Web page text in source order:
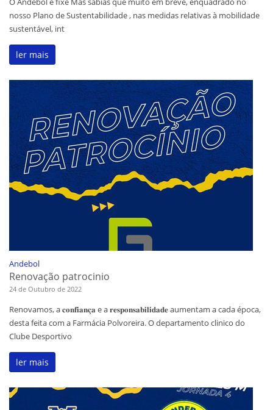
nosso Plano de Sustentabilidade , nas medidas relativas à mobilidade
sustentável, int
ler mais
Andebol
Renovação patrocinio
24 de Outubro de 2022
Renovamos, a 𝐜𝐨𝐧𝐟𝐢𝐚𝐧𝐜̧𝐚 e a 𝐫𝐞𝐬𝐩𝐨𝐧𝐬𝐚𝐛𝐢𝐥𝐢𝐝𝐚𝐝𝐞 aumentam a cada época,
desta feita com a Farmácia Polvoreira. O departamento clinico do
Clube Desportivo
ler mais